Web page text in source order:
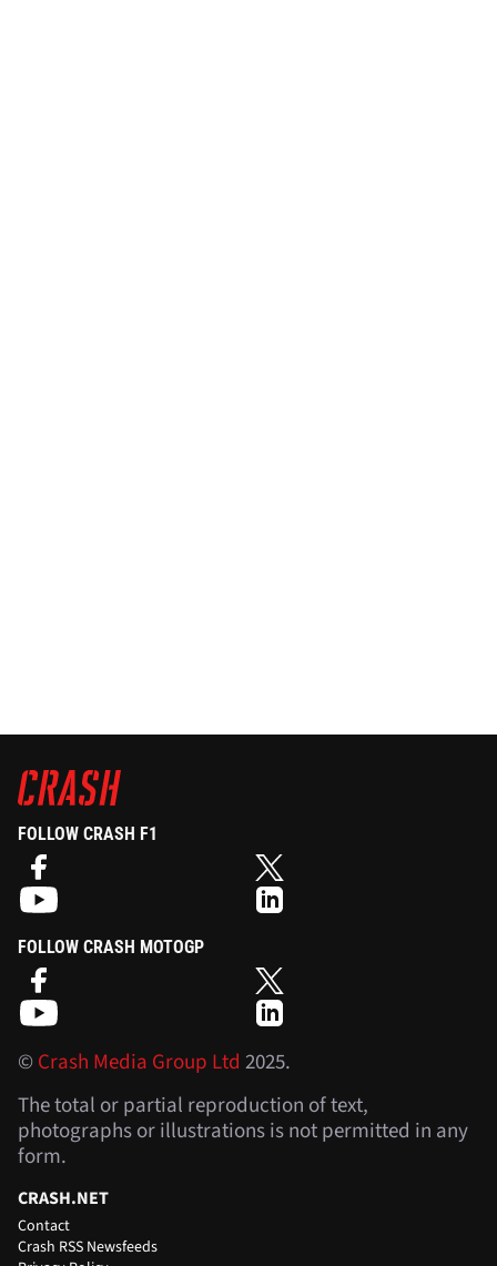
FOLLOW CRASH F1
FOLLOW CRASH MOTOGP
©Crash Media Group Ltd 2025.
The total or partial reproduction of text,
photographs or illustrations is not permitted in any
form.
CRASH.NET
Contact
Crash RSS Newsfeeds